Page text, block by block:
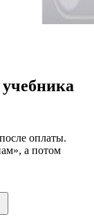
оплаты.
а потом